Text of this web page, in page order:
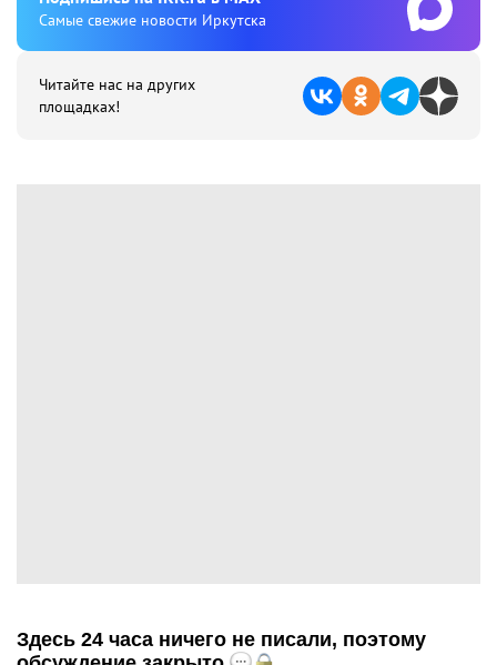
Cамые свежие новости Иркутска
Читайте нас на других
площадках!
Здесь 24 часа ничего не писали, поэтому